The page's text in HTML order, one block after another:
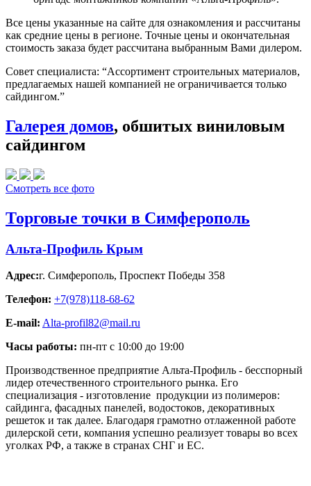
Все цены указанные на сайте для ознакомления и рассчитаны
как средние цены в регионе. Точные цены и окончательная
стоимость заказа будет рассчитана выбранным Вами дилером.
Совет специалиста: “Ассортимент строительных материалов,
предлагаемых нашей компанией не ограничивается только
сайдингом.”
Галерея домов, обшитых виниловым
сайдингом
Смотреть все фото
Торговые точки в Симферополь
Альта-Профиль Крым
Адрес:г. Симферополь, Проспект Победы 358
Телефон: +7(978)118-68-62
E-mail: Alta-profil82@mail.ru
Часы работы: пн-пт с 10:00 до 19:00
Производственное предприятие Альта-Профиль - бесспорный
лидер отечественного строительного рынка. Его
специализация - изготовление продукции из полимеров:
сайдинга, фасадных панелей, водостоков, декоративных
решеток и так далее. Благодаря грамотно отлаженной работе
дилерской сети, компания успешно реализует товары во всех
уголках РФ, а также в странах СНГ и ЕС.